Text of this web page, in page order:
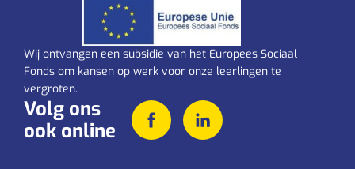
Wij ontvangen een subsidie van het Europees Sociaal
Fonds om kansen op werk voor onze leerlingen te
vergroten.
Volg ons
ook online